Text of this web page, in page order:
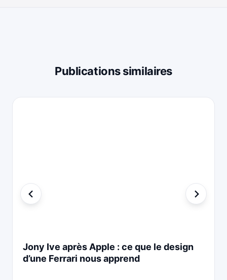
Publications similaires
Jony Ive après Apple : ce que le design
d’une Ferrari nous apprend